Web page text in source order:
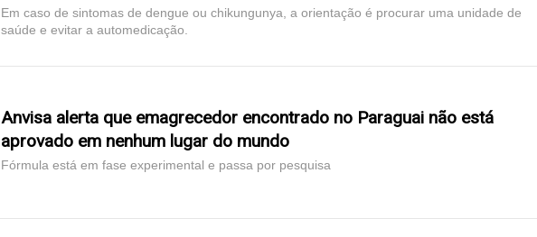
Em caso de sintomas de dengue ou chikungunya, a orientação é procurar uma unidade de
saúde e evitar a automedicação.
Anvisa alerta que emagrecedor encontrado no Paraguai não está
aprovado em nenhum lugar do mundo
Fórmula está em fase experimental e passa por pesquisa